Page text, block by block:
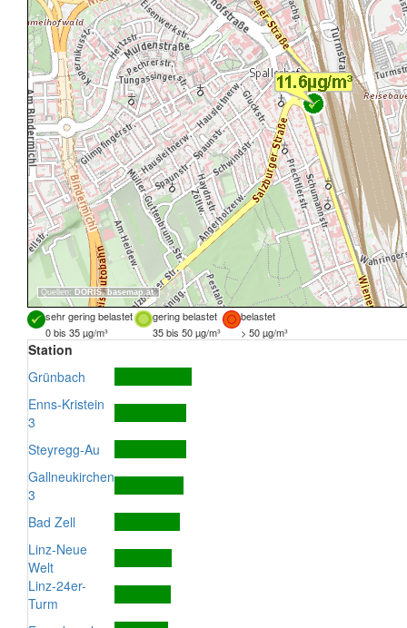
Quellen: DORIS, basemap.at
sehr gering belastet gering belastet
belastet
0 bis 35 µg/m³
35 bis 50 µg/m³ > 50 µg/m³
Station
Grünbach
Enns-Kristein
3
Steyregg-Au
Gallneukirchen
3
Bad Zell
Linz-Neue
Welt
Linz-24er-
Turm